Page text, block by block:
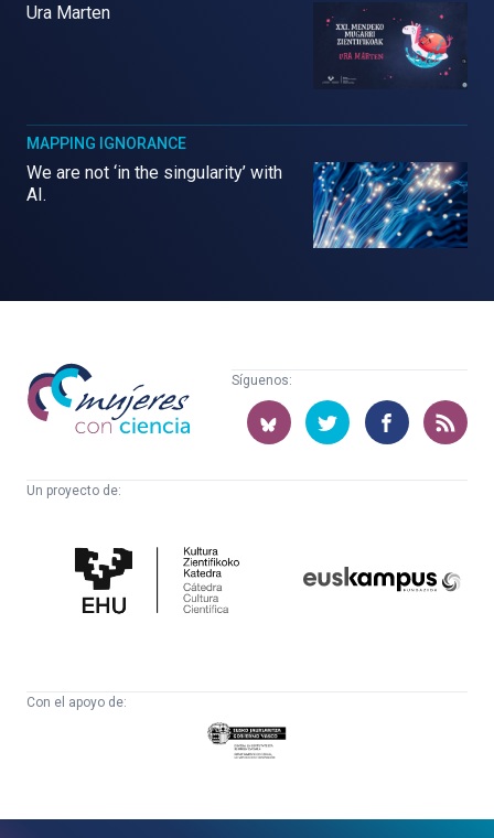
Ura Marten
MAPPING IGNORANCE
We are not ‘in the singularity’ with
AI.
Mujeres
con
ciencia
Síguenos:
Un proyecto de:
Cultura
Científica
Con el apoyo de:
Eusko
Jaurlaritza